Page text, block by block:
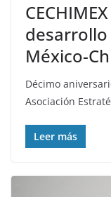
desarrollo
México-
Décimo
Asociación
Leer más